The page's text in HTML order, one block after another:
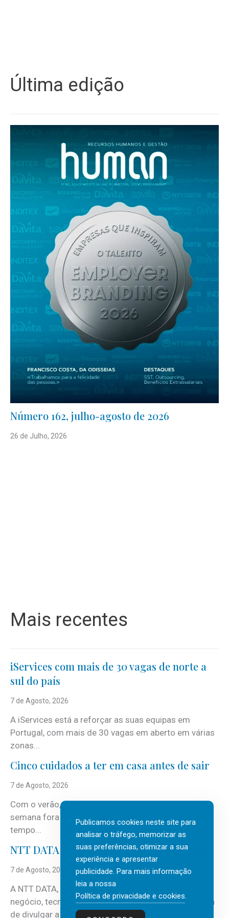
Última edição
Número 162, julho-agosto de 2026
26 de Julho, 2026
Mais recentes
iServices com mais de 30 vagas de norte a
sul do país
7 de Agosto, 2026
A iServices está a reforçar as suas equipas em
Portugal, com mais de 30 vagas em aberto em várias
zonas...
Cinco cuidados a ter em casa antes de sair
7 de Agosto, 2026
Com o verão, chegam também as férias, os fins-de-
semana fora e os dias em que a casa fica mais
tempo...
NTT DATA Insurtech Global Outlook 2026
7 de Agosto, 2026
A NTT DATA, consultora global em serviços de
negócio, tecnologia e inteligência artificial (IA), acaba
de divulgar a mais recente...
Publicamos cookies neste site para
analisar o tráfego, memorizar as
suas preferências, otimizar a sua
experiência e apresentar
publicidade. Para mais informação
leia a nossa
Política de privacidade e cookies.